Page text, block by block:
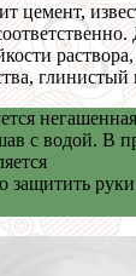
цемент,
глинистый
с водой. В
защитить